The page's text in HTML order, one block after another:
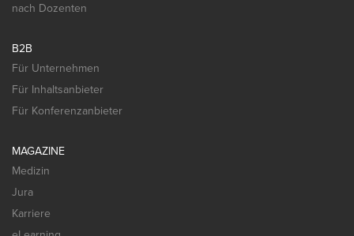
nach Dozenten
B2B
Für Unternehmen
Für Inhaltsanbieter
Für Konferenzanbieter
MAGAZINE
Medizin
Jura
Karriere